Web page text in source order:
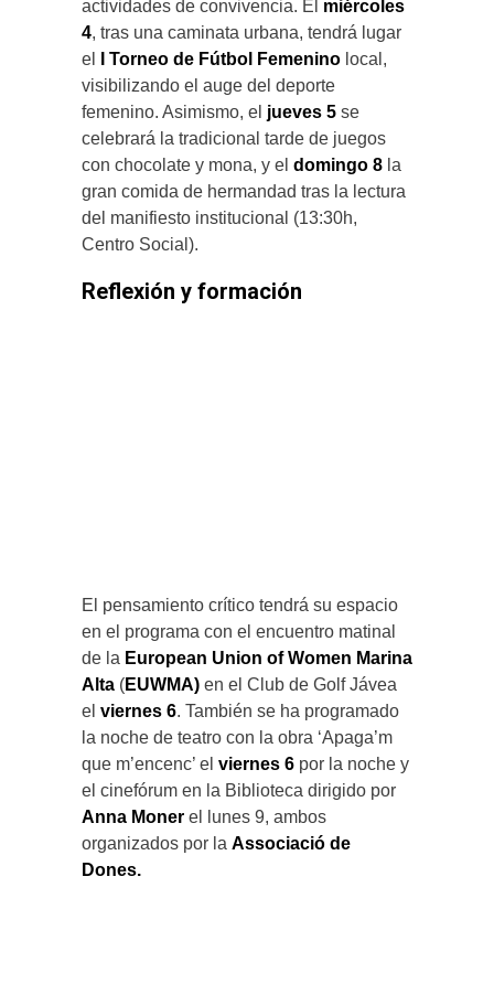
actividades de convivencia. El miércoles
4, tras una caminata urbana, tendrá lugar
el
I Torneo de Fútbol Femenino local,
visibilizando el auge del deporte
femenino. Asimismo, el jueves 5 se
celebrará la tradicional tarde de juegos
con chocolate y mona, y el domingo 8 la
gran comida de hermandad tras la lectura
del manifiesto institucional (13:30h,
Centro Social).
Reflexión y formación
El pensamiento crítico tendrá su espacio
en el programa con el encuentro matinal
de la European Union of Women Marina
Alta (EUWMA) en el Club de Golf Jávea
el viernes 6. También se ha programado
la noche de teatro con la obra ‘Apaga’m
que m’encenc’ el viernes 6 por la noche y
el cinefórum en la Biblioteca dirigido por
Anna Moner el lunes 9, ambos
organizados por la Associació de
Dones.